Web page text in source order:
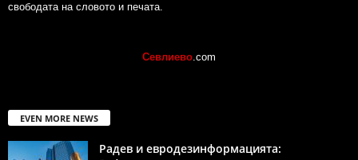
свободата на словото и печата.
Севлиево.com
EVEN MORE NEWS
Радев и евродезинформацията: